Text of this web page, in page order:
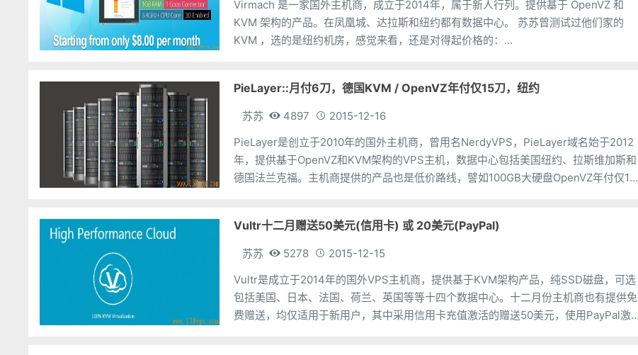
Virmach 是一家国外主机商，成立于2014年，属于新人行列。提供基于 OpenVZ 和
KVM 架构的产品。在凤凰城、达拉斯和纽约都有数据中心。 苏苏曾测试过他们家的
KVM ，选的是纽约机房，感觉来看，还是对得起价格的：
PieLayer::月付6刀，德国KVM / OpenVZ年付仅15刀，纽约
苏苏 4897
2015-12-16
PieLayer是创立于2010年的国外主机商，曾用名NerdyVPS，PieLayer域名始于2012
年，提供基于OpenVZ和KVM架构的VPS主机，数据中心包括美国纽约、拉斯维加斯和
德国法兰克福。主机商提供的产品也是低价路线，譬如100GB大硬盘OpenVZ年付仅15
Vultr十二月赠送50美元(信用卡) 或 20美元(PayPal)
苏苏 5278
2015-12-15
Vultr是成立于2014年的国外VPS主机商，提供基于KVM架构产品，纯SSD磁盘，可选
包括美国、日本、法国、荷兰、英国等等十四个数据中心。十二月份主机商也有提供免
费赠送，均仅适用于新用户，其中采用信用卡充值激活的赠送50美元，使用PayPal激